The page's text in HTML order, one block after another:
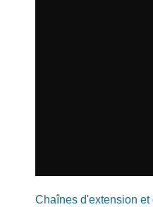
Chaînes d'extension